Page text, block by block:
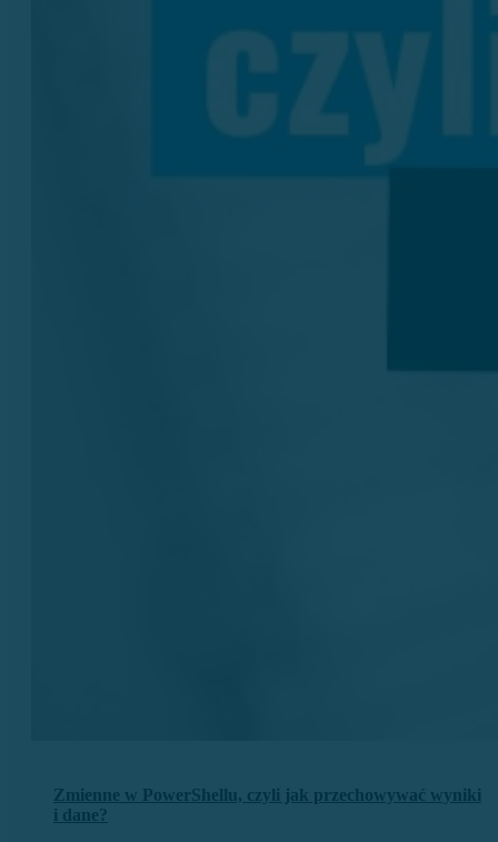
Zmienne w PowerShellu, czyli jak przechowywać wyniki
i dane?